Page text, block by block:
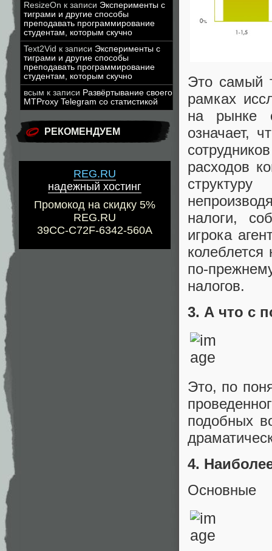
ResizeOn к записи Эксперименты с
тиграми и другие способы
преподавать программирование
студентам, которым скучно
Text2Vid к записи Эксперименты с
тиграми и другие способы
преподавать программирование
студентам, которым скучно
всым к записи Развёртывание своего
MTProxy Telegram со статистикой
РЕКОМЕНДУЕМ
REG.RU
надежный хостинг
Промокод на скидку 5%
REG.RU
39CC-C72F-6342-560A
Это самый
рамках
на рынке
означает,
расходов
налоги,
игрока
по-
налогов.
3. А что с
Это, по
подобных
4.
Основные